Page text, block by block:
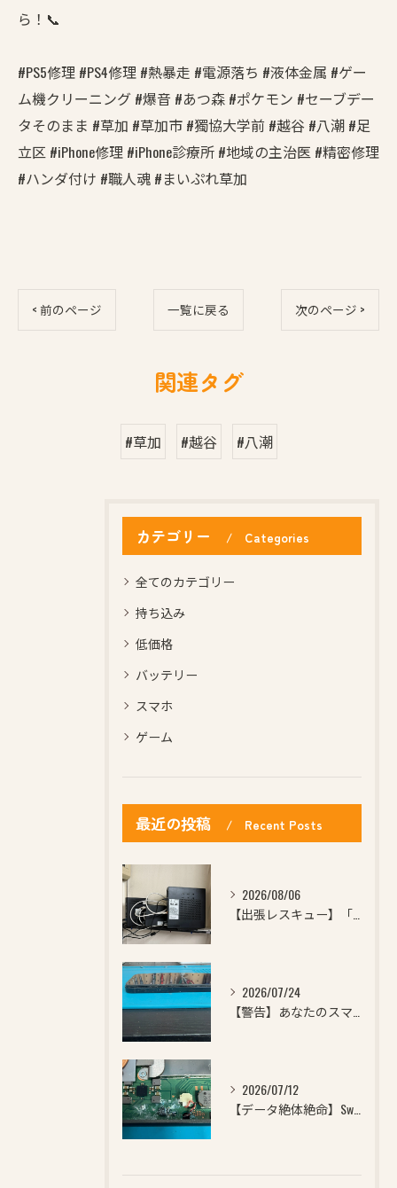
ら！📞
#PS5修理 #PS4修理 #熱暴走 #電源落ち #液体金属 #ゲー
ム機クリーニング #爆音 #あつ森 #ポケモン #セーブデー
タそのまま #草加 #草加市 #獨協大学前 #越谷 #八潮 #足
立区 #iPhone修理 #iPhone診療所 #地域の主治医 #精密修理
#ハンダ付け #職人魂 #まいぷれ草加
< 前のページ 一覧に戻る 次のページ >
関連タグ
#草加 #越谷 #八潮
カテゴリー Categories
全てのカテゴリー
持ち込み
低価格
バッテリー
スマホ
ゲーム
最近の投稿 Recent Posts
2026/08/06
2026/07/24
2026/07/12